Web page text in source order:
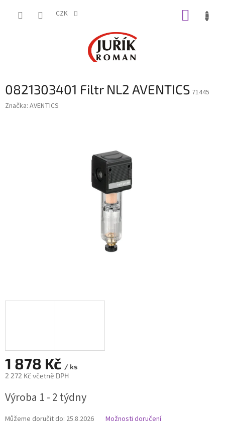
CZK
0821303401 Filtr NL2 AVENTICS 71445
Značka: AVENTICS
1 878 Kč / ks
2 272 Kč včetně DPH
cena:
Výroba 1 - 2 týdny
Můžeme doručit do: 25.8.2026 Možnosti doručení